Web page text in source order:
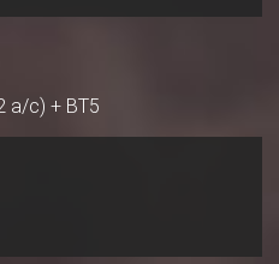
a/c) + BT5